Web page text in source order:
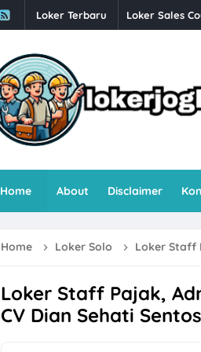
Loker Terbaru Loker Crew
Loker
Loker PT Multi
Loker Kota
Loker
Loker
Loker
Home About Disclaimer
Home Loker Solo Loker Staff
Loker Staff Pajak,
CV Dian Sehati